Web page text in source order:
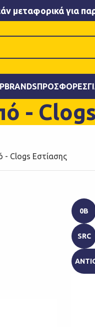
μεταφορικά για
BRANDSΠΡΟΣΦΟΡΈΣ
-
- Clogs Εστίασης
0B
SRC